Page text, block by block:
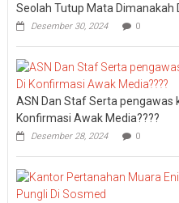
Seolah Tutup Mata Dimanakah
Desember 30, 2024 0
ASN Dan Staf Serta pengawas
Konfirmasi Awak Media????
Desember 28, 2024 0